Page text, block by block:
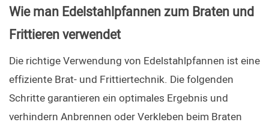
Wie man Edelstahlpfannen zum Braten und
Frittieren verwendet
Die richtige Verwendung von Edelstahlpfannen ist eine
effiziente Brat- und Frittiertechnik. Die folgenden
Schritte garantieren ein optimales Ergebnis und
verhindern Anbrennen oder Verkleben beim Braten